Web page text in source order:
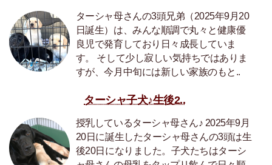
ターシャ母さんの3頭兄弟（2025年9月20
日誕生）は、みんな順調で丸々と健康優
良児で発育しており日々成長していま
す。 そして少し寂しい気持ちではありま
すが、今月中旬には新しい家族のもと..
ターシャ子犬♪生後2..
授乳しているターシャ母さん♪ 2025年9月
20日に誕生したターシャ母さんの3頭は生
後20日になりました。子犬たちはターシ